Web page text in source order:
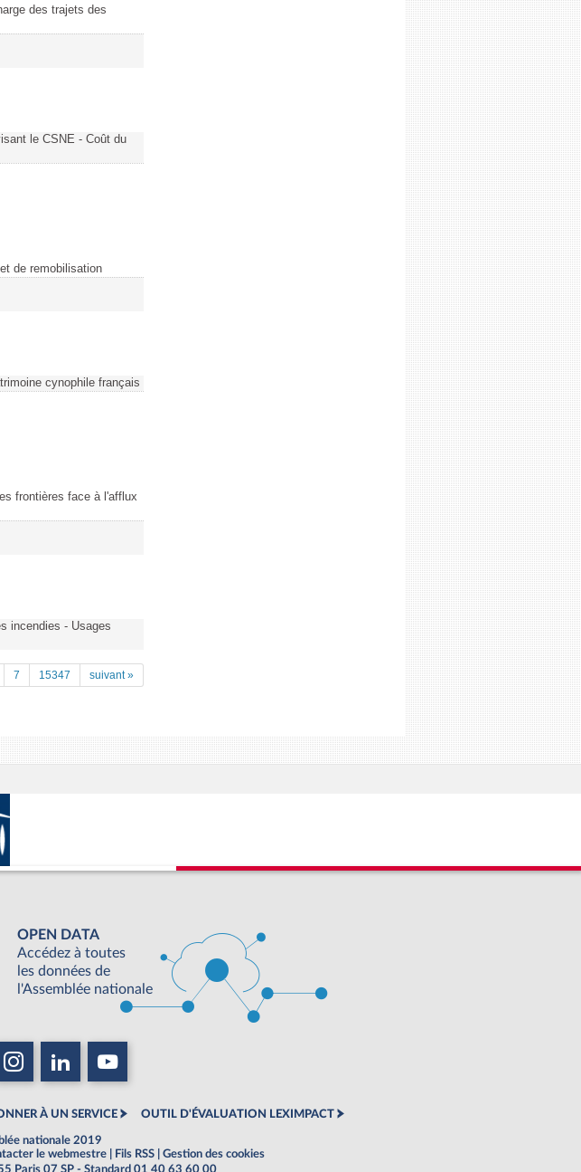
des trajets des
le CSNE - Coût du
de remobilisation
cynophile français
frontières face à l'afflux
incendies - Usages
7 15347 suivant »
OPEN DATA
Accédez à toutes
les données de
l'Assemblée nationale
À UN SERVICE OUTIL D'ÉVALUATION LEXIMPACT
nationale 2019
le webmestre Fils RSS
Gestion des cookies
Paris 07 SP - Standard 01 40 63 60 00